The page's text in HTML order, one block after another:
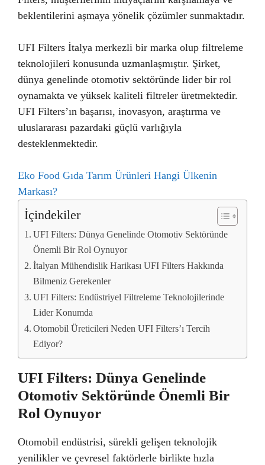
beklentilerini aşmaya yönelik çözümler sunmaktadır.
UFI Filters İtalya merkezli bir marka olup filtreleme
teknolojileri konusunda uzmanlaşmıştır. Şirket,
dünya genelinde otomotiv sektöründe lider bir rol
oynamakta ve yüksek kaliteli filtreler üretmektedir.
UFI Filters’ın başarısı, inovasyon, araştırma ve
uluslararası pazardaki güçlü varlığıyla
desteklenmektedir.
Eko Food Gıda Tarım Ürünleri Hangi Ülkenin
Markası?
İçindekiler
UFI Filters: Dünya Genelinde Otomotiv Sektöründe
Önemli Bir Rol Oynuyor
İtalyan Mühendislik Harikası UFI Filters Hakkında
Bilmeniz Gerekenler
UFI Filters: Endüstriyel Filtreleme Teknolojilerinde
Lider Konumda
Otomobil Üreticileri Neden UFI Filters’ı Tercih
Ediyor?
UFI Filters: Dünya Genelinde
Otomotiv Sektöründe Önemli Bir
Rol Oynuyor
Otomobil endüstrisi, sürekli gelişen teknolojik
yenilikler ve çevresel faktörlerle birlikte hızla